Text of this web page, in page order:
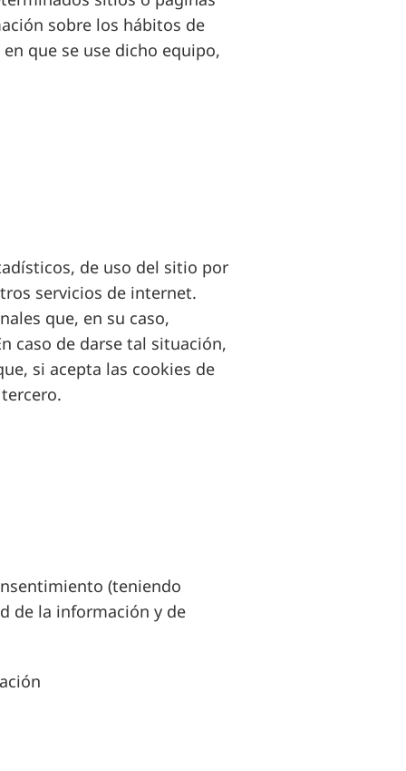
sobre los hábitos de
que se use dicho equipo,
de uso del sitio por
servicios de internet.
que, en su caso,
caso de darse tal situación,
si acepta las cookies de
(teniendo
de la información y de